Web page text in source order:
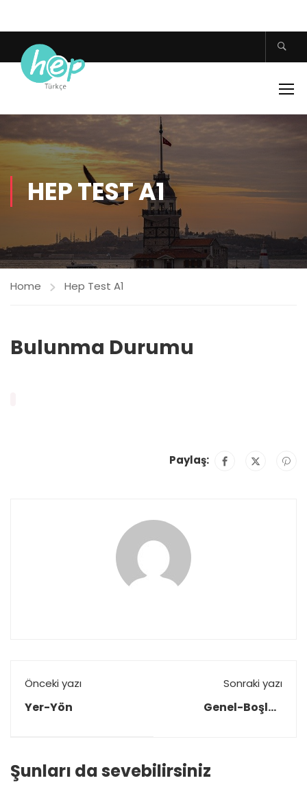
HEP TEST A1
Home Hep Test A1
Bulunma Durumu
Paylaş:
Önceki yazı
Yer-Yön
Sonraki yazı
Genel-Boşluk
Şunları da sevebilirsiniz